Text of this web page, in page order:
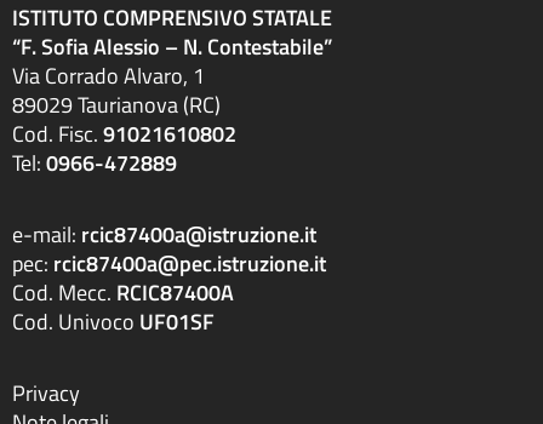
ISTITUTO COMPRENSIVO STATALE
“F. Sofia Alessio – N. Contestabile”
Via Corrado Alvaro, 1
89029 Taurianova (RC)
Cod. Fisc.91021610802
Tel:0966-472889
e-mail: rcic87400a@istruzione.it
pec: rcic87400a@pec.istruzione.it
Cod. Mecc. RCIC87400A
Cod. Univoco UF01SF
Privacy